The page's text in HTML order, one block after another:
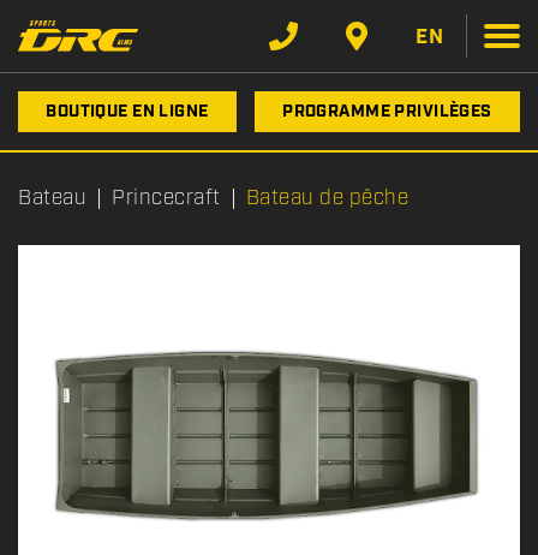
EN
BOUTIQUE EN LIGNE PROGRAMME PRIVILÈGES
Bateau Princecraft Bateau de pêche